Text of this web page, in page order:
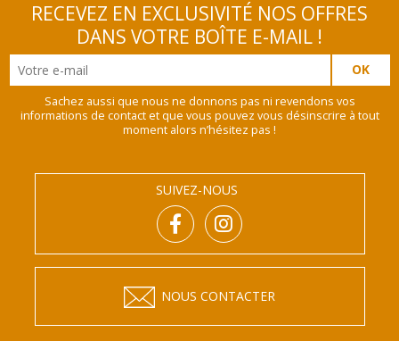
RECEVEZ EN EXCLUSIVITÉ NOS OFFRES
DANS VOTRE BOÎTE E-MAIL !
Sachez aussi que nous ne donnons pas ni revendons vos
informations de contact et que vous pouvez vous désinscrire à tout
moment alors n’hésitez pas !
SUIVEZ-NOUS
NOUS CONTACTER